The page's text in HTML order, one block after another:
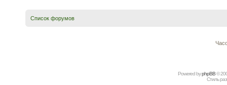
Список форумов
Powered byрhрBВ©
Стиль